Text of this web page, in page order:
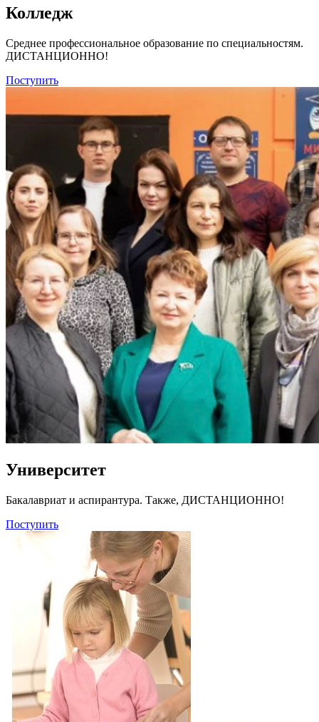
Колледж
Среднее профессиональное образование по специальностям.
ДИСТАНЦИОННО!
Поступить
Университет
Бакалавриат и аспирантура. Также, ДИСТАНЦИОННО!
Поступить